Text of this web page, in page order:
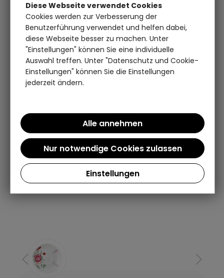
Diese Webseite verwendet Cookies
Cookies werden zur Verbesserung der
Benutzerführung verwendet und helfen dabei,
diese Webseite besser zu machen. Unter
"Einstellungen" können Sie eine individuelle
Auswahl treffen. Unter "Datenschutz und Cookie-
Einstellungen" können Sie die Einstellungen
jederzeit ändern.
Einstellungen